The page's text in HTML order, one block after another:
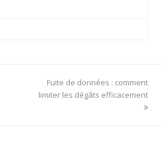
next
post:
Fuite de données : comment
limiter les dégâts efficacement